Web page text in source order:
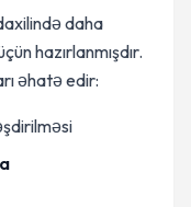
daha
hazırlanmışdır.
əhatə edir: